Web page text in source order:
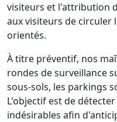
visiteurs et l'attribution
aux visiteurs de
orientés.
À titre préventif, nos
rondes de surveillance
sous-sols, les parkings
L'objectif est de
indésirables afin